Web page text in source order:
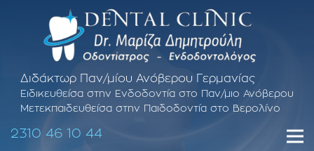
Διδάκτωρ Παν/μίου Ανόβερου Γερμανίας
Ειδικευθείσα στην Ενδοδοντία στο Παν/μιο Ανόβερου
Μετεκπαιδευθείσα στην Παιδοδοντία στο Βερολίνο
2310 46 10 44